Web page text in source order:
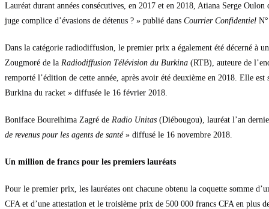
Lauréat durant années consécutives, en 2017 et en 2018, Atiana Serge Oulon
juge complice d’évasions de détenus ? » publié dans Courrier Confidentiel
Dans la catégorie radiodiffusion, le premier prix a également été décerné à
Zougmoré de la Radiodiffusion Télévision du Burkina (RTB), auteure de
remporté l’édition de cette année, après avoir été deuxième en 2018. Elle
Burkina du racket » diffusée le 16 février 2018.
Boniface Boureihima Zagré de Radio Unitas (Diébougou), lauréat l’an
de revenus pour les agents de santé» diffusé le 16 novembre 2018.
Un million de francs pour les premiers lauréats
Pour le premier prix, les lauréates ont chacune obtenu la coquette somme
CFA et d’une attestation et le troisième prix de 500 000 francs CFA en plus